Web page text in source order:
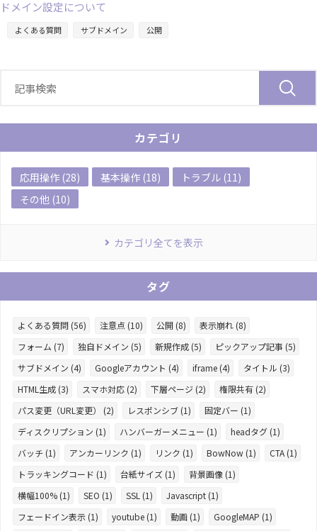
ドメイン設定について
よくある質問 サブドメイン 公開
カテゴリ
応用操作 (28) 基本操作 (18)
トラブル (11)
その他 (10)
カテゴリ全てを表示
タグ
よくある質問 (56) 注意点 (10) 公開 (8)
表示崩れ (8)
フォーム (7)
独自ドメイン (5) 新規作成 (5)
ピックアップ記事 (5)
サブドメイン (4)
Googleアカウント (4) iframe (4)
タイトル (3)
HTML生成 (3)
スマホ対応 (2) 下層ページ (2)
権限共有 (2)
パス変更（URL変更） (2)
レスポンシブ (1)
固定バー (1)
ディスクリプション (1)
ハンバーガーメニュー (1)
headタグ (1)
バッチ (1)
アンカーリンク (1) リンク (1) BowNow (1)
CTA (1)
トラッキングコード (1)
台紙サイズ (1)
背景画像 (1)
横幅100% (1)
SEO (1) SSL (1)
Javascript (1)
フェードイン表示 (1)
youtube (1) 動画 (1)
GoogleMAP (1)